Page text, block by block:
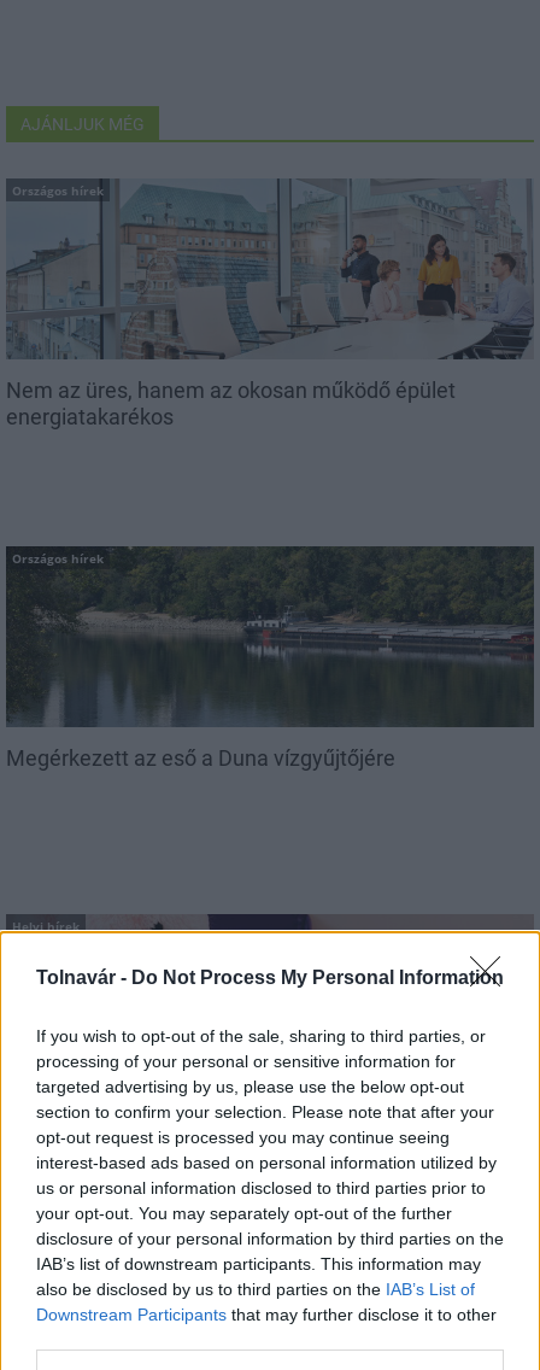
Tolnavár - Do Not Process My Personal Information
If you wish to opt-out of the sale, sharing to third parties, or
processing of your personal or sensitive information for
targeted advertising by us, please use the below opt-out
section to confirm your selection. Please note that after your
opt-out request is processed you may continue seeing
interest-based ads based on personal information utilized by
us or personal information disclosed to third parties prior to
your opt-out. You may separately opt-out of the further
disclosure of your personal information by third parties on the
IAB’s list of downstream participants. This information may
also be disclosed by us to third parties on the IAB’s List of
Downstream Participants that may further disclose it to other
AJÁNLJUK MÉG
Országos hírek
Nem az üres, hanem az okosan működő épület
energiatakarékos
Országos hírek
Megérkezett az eső a Duna vízgyűjtőjére
Helyi hírek
Idén is PajTáska, egy táskányi segítség a paksi
iskolakezdéshez